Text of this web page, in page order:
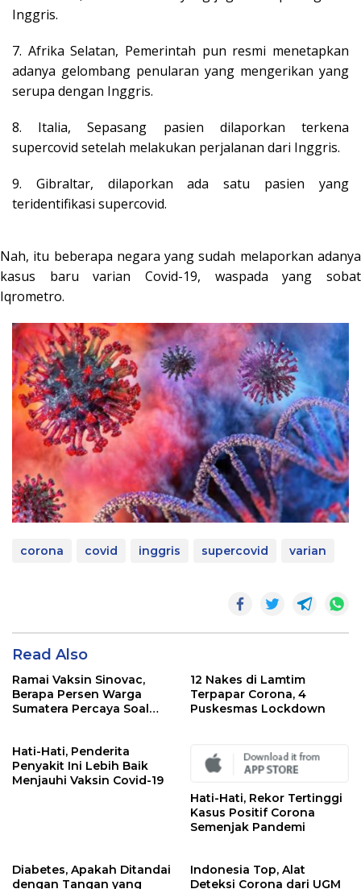
Inggris.
7. Afrika Selatan, Pemerintah pun resmi menetapkan
adanya gelombang penularan yang mengerikan yang
serupa dengan Inggris.
8. Italia, Sepasang pasien dilaporkan terkena
supercovid setelah melakukan perjalanan dari Inggris.
9. Gibraltar, dilaporkan ada satu pasien yang
teridentifikasi supercovid.
Nah, itu beberapa negara yang sudah melaporkan adanya
kasus baru varian Covid-19, waspada yang sobat
Iqrometro.
corona covid inggris supercovid varian
Read Also
Ramai Vaksin Sinovac,
Berapa Persen Warga
Sumatera Percaya Soal
12 Nakes di Lamtim
Terpapar Corona, 4
Puskesmas Lockdown
Hati-Hati, Penderita
Penyakit Ini Lebih Baik
Menjauhi Vaksin Covid-19
Hati-Hati, Rekor Tertinggi
Kasus Positif Corona
Semenjak Pandemi
Diabetes, Apakah Ditandai
dengan Tangan yang
Indonesia Top, Alat
Deteksi Corona dari UGM